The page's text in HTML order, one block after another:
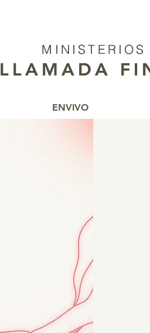
MINISTERIOS
LLAMADA
MINISTERIOS
LLAMADA
ENVIVO